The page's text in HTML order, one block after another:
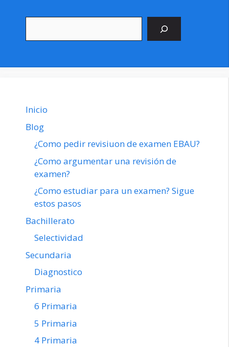
Inicio
Blog
¿Como pedir revisiuon de examen EBAU?
¿Como argumentar una revisión de
examen?
¿Como estudiar para un examen? Sigue
estos pasos
Bachillerato
Selectividad
Secundaria
Diagnostico
Primaria
6 Primaria
5 Primaria
4 Primaria